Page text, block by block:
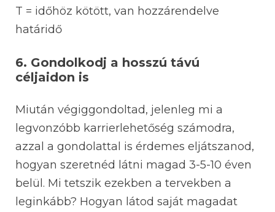
T = időhöz kötött, van hozzárendelve
határidő
6. Gondolkodj a hosszú távú
céljaidon is
Miután végiggondoltad, jelenleg mi a
legvonzóbb karrierlehetőség számodra,
azzal a gondolattal is érdemes eljátszanod,
hogyan szeretnéd látni magad 3-5-10 éven
belül. Mi tetszik ezekben a tervekben a
leginkább? Hogyan látod saját magadat